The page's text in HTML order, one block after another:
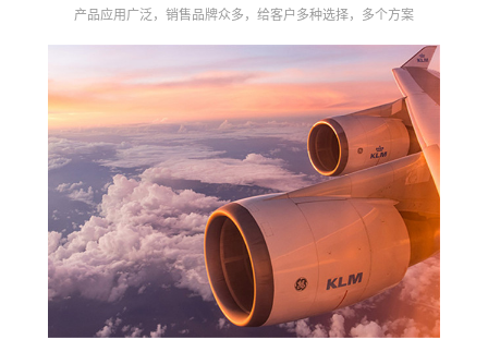
产品应用广泛，销售品牌众多，给客户多种选择，多个方案